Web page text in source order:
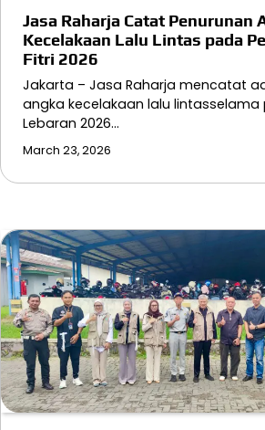
Jasa Raharja Catat Penurunan
Kecelakaan Lalu Lintas pada
Fitri 2026
Jakarta – Jasa Raharja mencatat
angka kecelakaan lalu lintasselama
Lebaran 2026…
March 23, 2026